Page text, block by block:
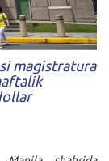
magistratura